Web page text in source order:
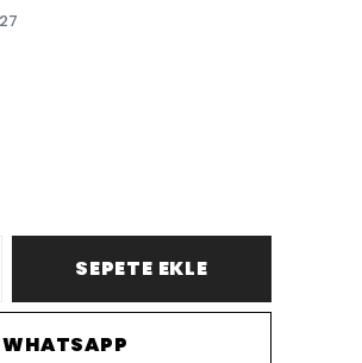
SEPETE EKLE
WHATSAPP